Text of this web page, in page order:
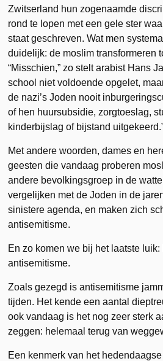
Zwitserland hun zogenaamde
rond te lopen met een gele ster
staat geschreven. Wat men
duidelijk: de moslim transformeren
“Misschien,” zo stelt arabist Hans
school niet voldoende opgelet,
de nazi’s Joden nooit
of hen huursubsidie, zorgtoeslag,
kinderbijslag of bijstand
Met andere woorden, dames en
geesten die vandaag proberen
andere bevolkingsgroep in de
vergelijken met de Joden in de
sinistere agenda, en maken zich
antisemitisme.
En zo komen we bij het laatste
antisemitisme.
Zoals gezegd is antisemitisme
tijden. Het kende een aantal
ook vandaag is het nog zeer sterk
zeggen: helemaal terug van
Een kenmerk van het